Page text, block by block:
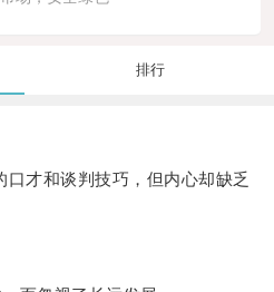
排行
才和谈判技巧，但内心却缺乏